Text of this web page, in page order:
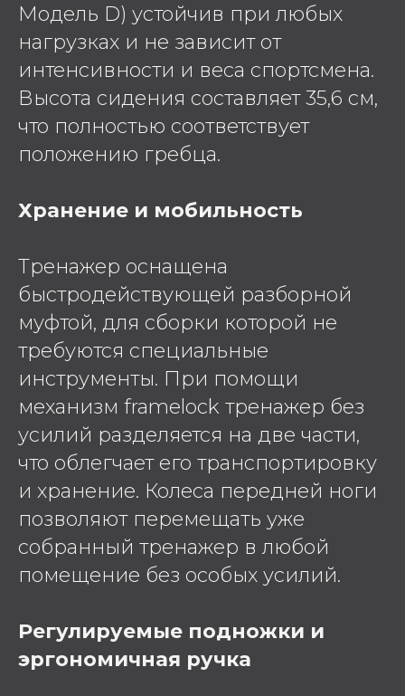
Модель D) устойчив при любых
нагрузках и не зависит от
интенсивности и веса спортсмена.
Высота сидения составляет 35,6 см,
что полностью соответствует
положению гребца.
Хранение и мобильность
Тренажер оснащена
быстродействующей разборной
муфтой, для сборки которой не
требуются специальные
инструменты. При помощи
механизм framelock тренажер без
усилий разделяется на две части,
что облегчает его транспортировку
и хранение. Колеса передней ноги
позволяют перемещать уже
собранный тренажер в любой
помещение без особых усилий.
Регулируемые подножки и
эргономичная ручка